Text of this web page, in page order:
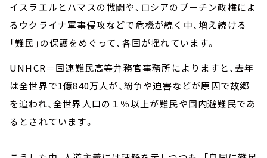
イスラエルとハマスの戦闘や、ロシアのプーチン政権によ
るウクライナ軍事侵攻などで危機が続く中、増え続ける
「難民」の保護をめぐって、各国が揺れています。
UNHCR＝国連難民高等弁務官事務所によりますと、去年
は全世界で1億840万人が、紛争や迫害などが原因で故郷
を追われ、全世界人口の１％以上が難民や国内避難民であ
るとされています。